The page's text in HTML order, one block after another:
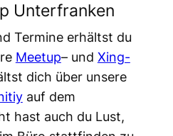
Unterfranken
Termine erhältst du
Meetup– und Xing-
dich über unsere
auf dem
hast auch du Lust,